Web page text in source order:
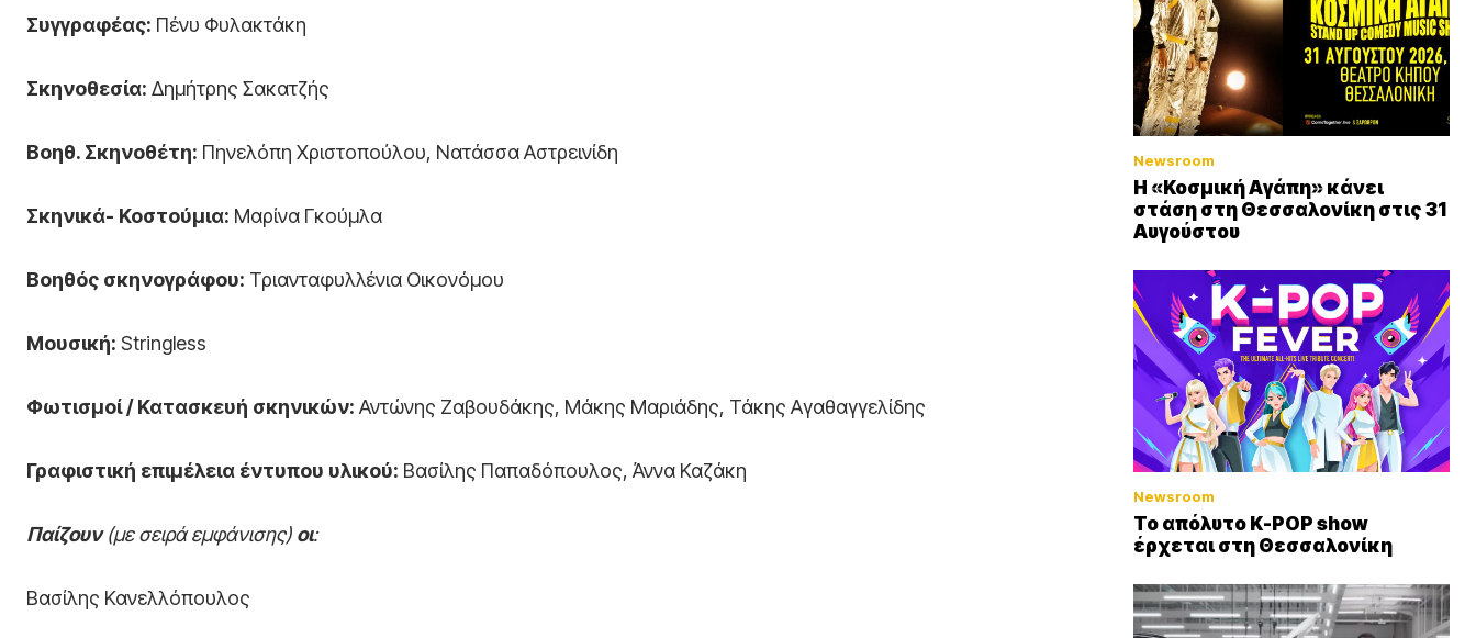
Συγγραφέας: Πένυ Φυλακτάκη
Σκηνοθεσία: Δημήτρης Σακατζής
Βοηθ. Σκηνοθέτη: Πηνελόπη Χριστοπούλου, Νατάσσα Αστρεινίδη
Σκηνικά- Κοστούμια: Μαρίνα Γκούμλα
Βοηθός σκηνογράφου: Τριανταφυλλένια Οικονόμου
Μουσική: Stringless
Φωτισμοί / Κατασκευή σκηνικών: Αντώνης Ζαβουδάκης, Μάκης Μαριάδης, Τάκης Αγαθαγγελίδης
Γραφιστική επιμέλεια έντυπου υλικού: Βασίλης Παπαδόπουλος, Άννα Καζάκη
Παίζουν(με σειρά εμφάνισης) οι:
Βασίλης Κανελλόπουλος
Newsroom
Η «Κοσμική Αγάπη» κάνει
στάση στη Θεσσαλονίκη στις 31
Αυγούστου
Newsroom
Το απόλυτο K-POP show
έρχεται στη Θεσσαλονίκη